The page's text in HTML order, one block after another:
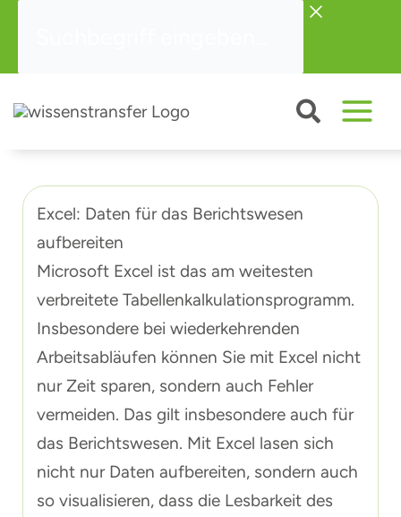
springen
Excel: Daten für das Berichtswesen
aufbereiten
Microsoft Excel ist das am weitesten
verbreitete Tabellenkalkulationsprogramm.
Insbesondere bei wiederkehrenden
Arbeitsabläufen können Sie mit Excel nicht
nur Zeit sparen, sondern auch Fehler
vermeiden. Das gilt insbesondere auch für
das Berichtswesen. Mit Excel lasen sich
nicht nur Daten aufbereiten, sondern auch
so visualisieren, dass die Lesbarkeit des